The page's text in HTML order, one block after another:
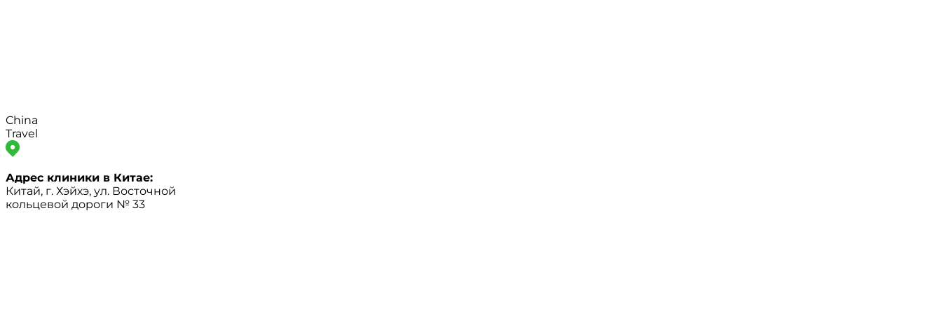
China
Travel
Адрес клиники в Китае:
Китай, г. Хэйхэ, ул. Восточной
кольцевой дороги № 33